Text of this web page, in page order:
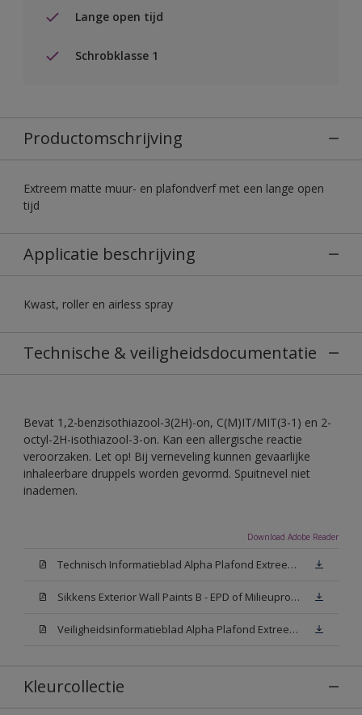
Lange open tijd
Schrobklasse 1
Productomschrijving
Extreem matte muur- en plafondverf met een lange open
tijd
Applicatie beschrijving
Kwast, roller en airless spray
Technische & veiligheidsdocumentatie
Bevat 1,2-benzisothiazool-3(2H)-on, C(M)IT/MIT(3-1) en 2-
octyl-2H-isothiazool-3-on. Kan een allergische reactie
veroorzaken. Let op! Bij verneveling kunnen gevaarlijke
inhaleerbare druppels worden gevormd. Spuitnevel niet
inademen.
Download Adobe Reader
Technisch Informatieblad Alpha Plafond Extreem Mat (PDF)
Sikkens Exterior Wall Paints B - EPD of Milieuproductverklaring
Veiligheidsinformatieblad Alpha Plafond Extreem Mat White W05 (MSDS)
Kleurcollectie